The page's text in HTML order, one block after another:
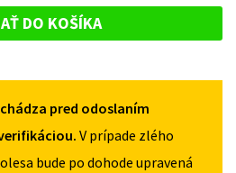
SCENIC
I
135/80R16
4X100
DO KOŠÍKA
pred odoslaním
V prípade zlého
bude po dohode upravená